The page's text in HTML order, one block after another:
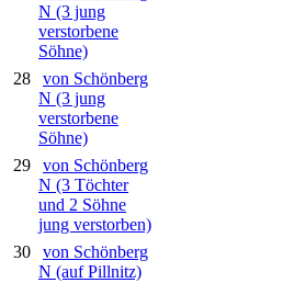
N (3 jung
verstorbene
Söhne)
28
von Schönberg
N (3 jung
verstorbene
Söhne)
29
von Schönberg
N (3 Töchter
und 2 Söhne
jung verstorben)
30
von Schönberg
N (auf Pillnitz)